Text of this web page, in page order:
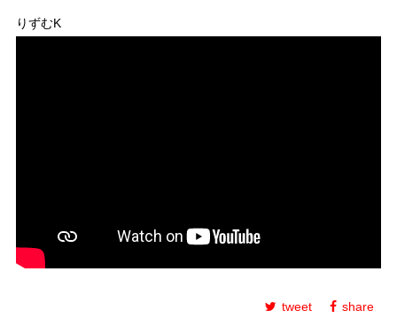
りずむK
tweet share